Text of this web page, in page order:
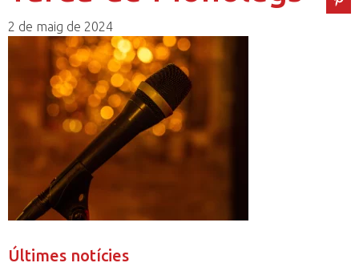
2 de maig de 2024
Últimes notícies